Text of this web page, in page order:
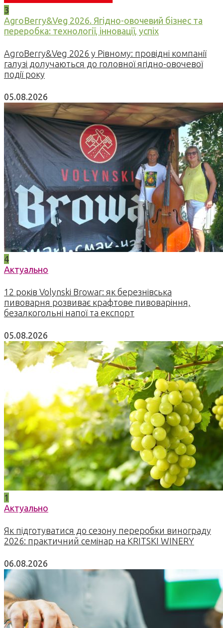
3
AgroBerry&Veg 2026. Ягідно-овочевий бізнес та
переробка: технології, інновації, успіх
AgroBerry&Veg 2026 у Рівному: провідні компанії
галузі долучаються до головної ягідно-овочевої
події року
05.08.2026
4
Актуально
12 років Volynski Browar: як березнівська
пивоварня розвиває крафтове пивоваріння,
безалкогольні напої та експорт
05.08.2026
1
Актуально
Як підготуватися до сезону переробки винограду
2026: практичний семінар на KRITSKI WINERY
06.08.2026